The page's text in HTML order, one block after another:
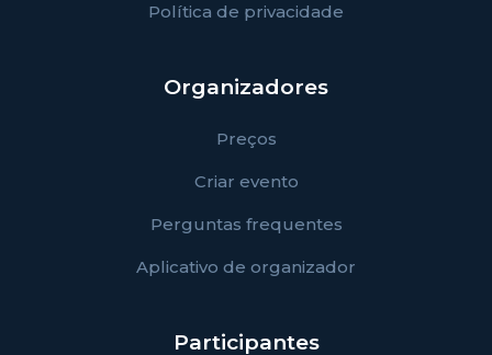
Política de privacidade
Organizadores
Preços
Criar evento
Perguntas frequentes
Aplicativo de organizador
Participantes